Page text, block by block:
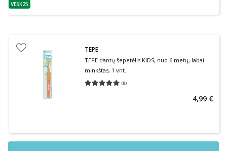
patarimas
VESK25
TEPE
TEPE dantų šepetėlis KIDS, nuo 6 metų, labai
minkštas, 1 vnt.
(8)
Vidutinis įvertinimas 5.00
4,99 €